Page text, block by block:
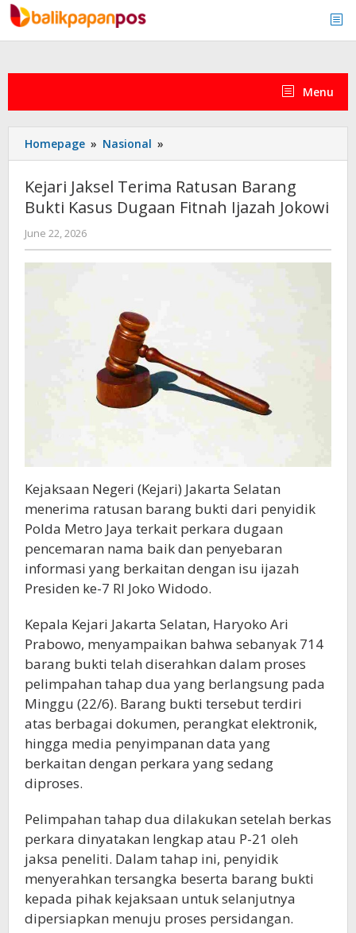
Skip
to
content
Menu
Homepage » Nasional »
Jaksel
Ratusan
Barang
Dugaan
Kejari Jaksel Terima Ratusan Barang
Bukti Kasus Dugaan Fitnah Ijazah Jokowi
June 22, 2026by
admin
Kejaksaan Negeri (Kejari) Jakarta Selatan
menerima ratusan barang bukti dari penyidik
Polda Metro Jaya terkait perkara dugaan
pencemaran nama baik dan penyebaran
informasi yang berkaitan dengan isu ijazah
Presiden ke-7 RI Joko Widodo.
Kepala Kejari Jakarta Selatan, Haryoko Ari
Prabowo, menyampaikan bahwa sebanyak 714
barang bukti telah diserahkan dalam proses
pelimpahan tahap dua yang berlangsung pada
Minggu (22/6). Barang bukti tersebut terdiri
atas berbagai dokumen, perangkat elektronik,
hingga media penyimpanan data yang
berkaitan dengan perkara yang sedang
diproses.
Pelimpahan tahap dua dilakukan setelah berkas
perkara dinyatakan lengkap atau P-21 oleh
jaksa peneliti. Dalam tahap ini, penyidik
menyerahkan tersangka beserta barang bukti
kepada pihak kejaksaan untuk selanjutnya
dipersiapkan menuju proses persidangan.